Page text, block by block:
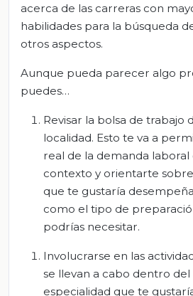
acerca de las carreras con
habilidades para la búsqueda
otros aspectos.
Aunque pueda parecer algo
puedes…
Revisar la bolsa de trabajo
localidad. Esto te va a
real de la demanda laboral
contexto y orientarte
que te gustaría
como el tipo de
podrías necesitar.
Involucrarse en las
se llevan a cabo dentro del
especialidad que te